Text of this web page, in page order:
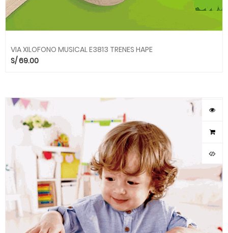
VIA XILOFONO MUSICAL E3813 TRENES HAPE
S/69.00